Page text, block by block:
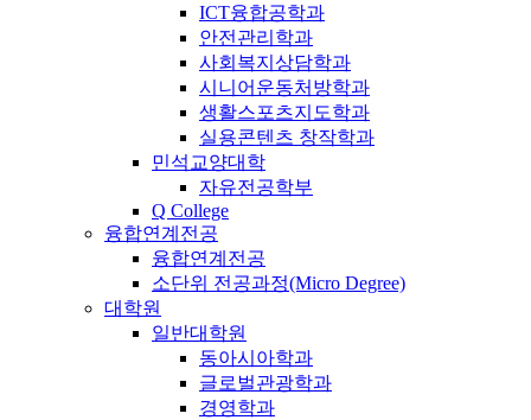
ICT융합공학과
안전관리학과
사회복지상담학과
시니어운동처방학과
생활스포츠지도학과
실용콘텐츠 창작학과
민석교양대학
자유전공학부
Q College
융합연계전공
융합연계전공
소단위 전공과정(Micro Degree)
대학원
일반대학원
동아시아학과
글로벌관광학과
경영학과